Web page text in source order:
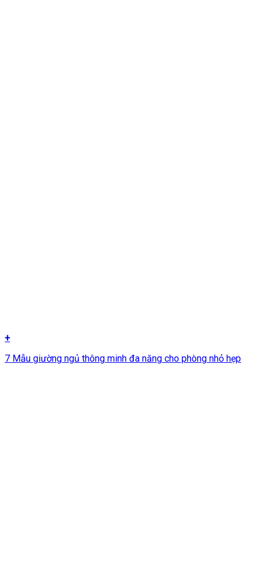
+
7 Mẫu giường ngủ thông minh đa năng cho phòng nhỏ hẹp